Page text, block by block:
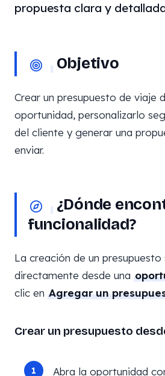
propuesta clara y
Objetivo
Crear un presupuesto de viaje
oportunidad, personalizarlo
del cliente y generar una
enviar.
¿Dónde
funcionalidad?
La creación de un presupuesto
directamente desde una
clic en Agregar un
Crear un presupuesto
Abra la oportunidad